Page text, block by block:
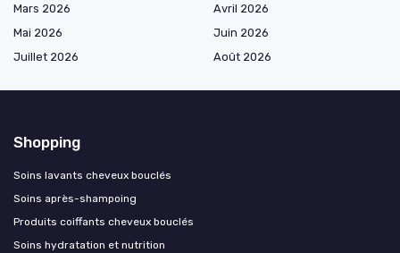
Mars 2026
Avril 2026
Mai 2026
Juin 2026
Juillet 2026
Août 2026
Shopping
Soins lavants cheveux bouclés
Soins après-shampoing
Produits coiffants cheveux bouclés
Soins hydratation et nutrition